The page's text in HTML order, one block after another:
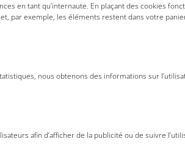
en tant qu’internaute. En plaçant des cookies
par exemple, les éléments restent dans votre
nous obtenons des informations sur
afin d’afficher de la publicité ou de suivre